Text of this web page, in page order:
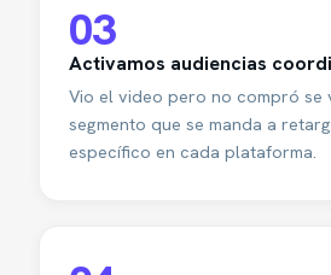
03
Activamos audiencias
Vio el video pero no compró se
segmento que se manda a
específico en cada plataforma.